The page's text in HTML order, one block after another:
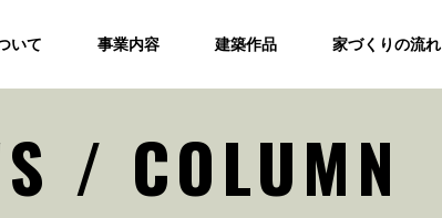
いて 事業内容 建築作品 家づくりの流れ
/ COLUMN